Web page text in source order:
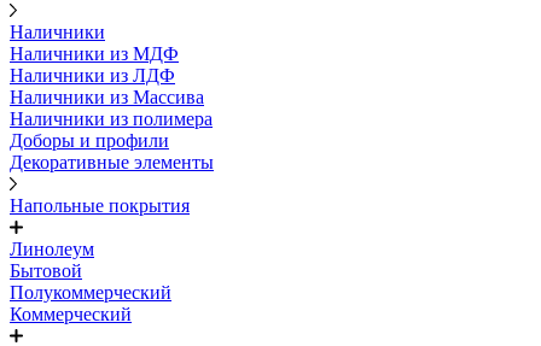
Наличники
Наличники из МДФ
Наличники из ЛДФ
Наличники из Массива
Наличники из полимера
Доборы и профили
Декоративные элементы
Напольные покрытия
Линолеум
Бытовой
Полукоммерческий
Коммерческий